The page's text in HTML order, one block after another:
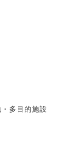
多目的施設